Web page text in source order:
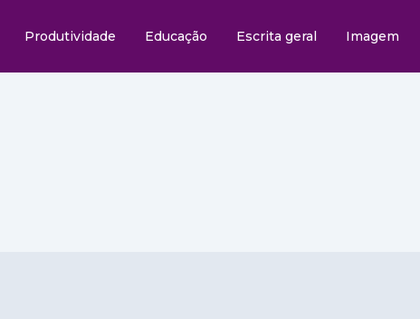
Produtividade Educação Escrita geral Imagem